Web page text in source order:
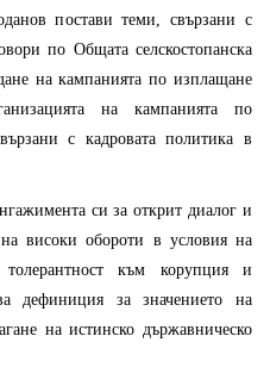
постави теми, свързани с
по Общата селскостопанска
на кампанията по изплащане
на кампанията по
с кадровата политика в
си за открит диалог и
високи обороти в условия на
към корупция и
дефиниция за значението на
на истинско държавническо